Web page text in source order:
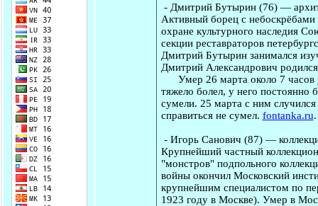
- Дмитрий Бутырин(76) —
Активный борец с небоскрёбами
охране культурного наследия
секции реставраторов
Дмитрий Бутырин занимался
Дмитрий Александрович
Умер 26 марта около 7 часов
тяжело болел, у него постоянно
сумели. 25 марта с ним
справиться не сумел. fontanka.ru.
- Игорь Санович (87) —
Крупнейший частный
"монстров" подпольного
войны окончил Московский
крупнейшим специалистом по
1923 году в Москве). Умер в